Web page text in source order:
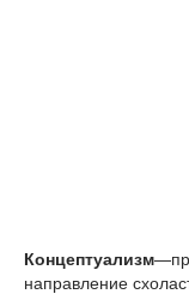
Концептуализм
направление